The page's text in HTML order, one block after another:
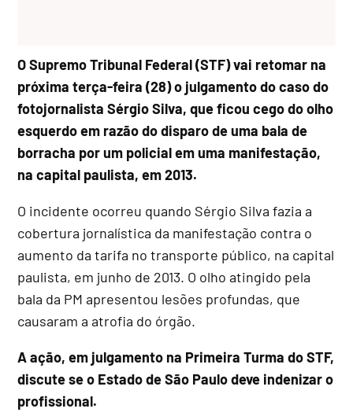
O Supremo Tribunal Federal (STF) vai retomar na
próxima terça-feira (28) o julgamento do caso do
fotojornalista Sérgio Silva, que ficou cego do olho
esquerdo em razão do disparo de uma bala de
borracha por um policial em uma manifestação,
na capital paulista, em 2013.
O incidente ocorreu quando Sérgio Silva fazia a
cobertura jornalística da manifestação contra o
aumento da tarifa no transporte público, na capital
paulista, em junho de 2013. O olho atingido pela
bala da PM apresentou lesões profundas, que
causaram a atrofia do órgão.
A ação, em julgamento na Primeira Turma do STF,
discute se o Estado de São Paulo deve indenizar o
profissional.